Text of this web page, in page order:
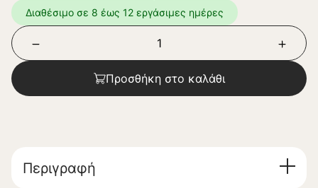
Διαθέσιμο σε 8 έως 12 εργάσιμες ημέρες
Προσθήκη στο καλάθι
Περιγραφή